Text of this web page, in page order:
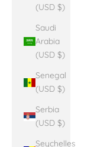
(USD $)
Saudi
Arabia
(USD $)
Senegal
(USD $)
Serbia
(USD $)
Seychelles